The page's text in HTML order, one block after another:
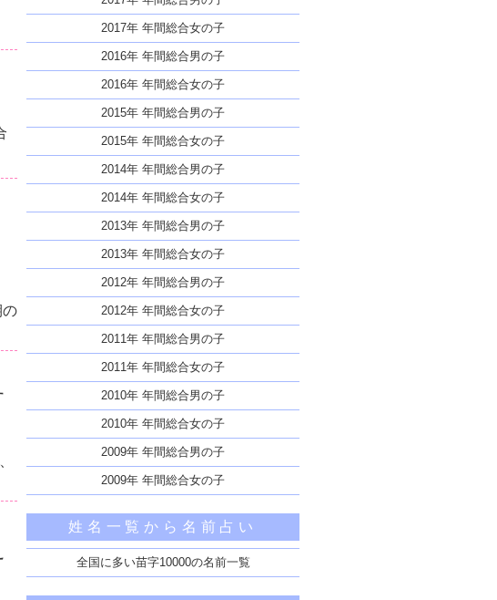
の
2017年 年間総合女の子
2016年 年間総合男の子
2016年 年間総合女の子
2015年 年間総合男の子
2015年 年間総合女の子
2014年 年間総合男の子
2014年 年間総合女の子
2013年 年間総合男の子
2013年 年間総合女の子
2012年 年間総合男の子
2012年 年間総合女の子
2011年 年間総合男の子
2011年 年間総合女の子
2010年 年間総合男の子
2010年 年間総合女の子
2009年 年間総合男の子
2009年 年間総合女の子
姓名一覧から名前占い
全国に多い苗字10000の名前一覧